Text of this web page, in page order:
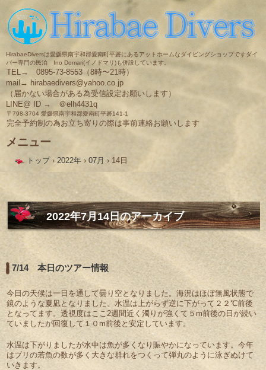
HirabaeDiversは愛媛県南宇和郡愛南町平碆にあるアットホームなダイビングショップですダイ
バー専門の民泊 Ino Domari(イノドマリ)も併設しています。
TEL→ 0895-73-8553（8時〜21時）
mail→ hirabaedivers@yahoo.co.jp
（届かない場合がある為受信設定お願いします）
LINE@ ID → ＠elh4431q
〒798-3704 愛媛県南宇和郡愛南町平碆141-1
完全予約制の為お立ち寄りの際は事前連絡お願いします
メニュー
へ
ス
キ
ッ
プ
トップ › 2022年 › 07月 › 14日
2022年7月14日のアーカイブ
7/14 本日のツアー情報
今日の天候は一日を通して曇り空となりました。海況はほぼ無風状態で
鏡のような夏凪となりました。水温は上がらず逆に下がって２２℃前後
となってます。透視度はここ2週間近く濁りが強くて５m前後の日が続い
ていましたが回復して１０m前後と安定しています。
水温は下がりましたが水中は魚が多くなり賑やかになっています。今年
はブリの若魚の数が多く大きな群れをつくって弾丸のように泳ぎぬけて
いきます。